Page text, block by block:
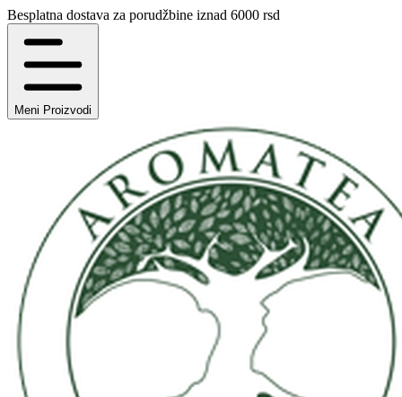
Besplatna dostava za porudžbine iznad 6000 rsd
Meni Proizvodi